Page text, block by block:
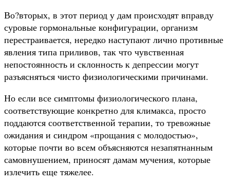
Во?вторых, в этот период у дам происходят вправду
суровые гормональные конфигурации, организм
перестраивается, нередко наступают лично противные
явления типа приливов, так что чувственная
непостоянность и склонность к депрессии могут
разъясняться чисто физиологическими причинами.
Но если все симптомы физиологического плана,
соответствующие конкретно для климакса, просто
поддаются соответственной терапии, то тревожные
ожидания и синдром «прощания с молодостью»,
которые почти во всем объясняются незапятнанным
самовнушением, приносят дамам мучения, которые
излечить еще тяжелее.